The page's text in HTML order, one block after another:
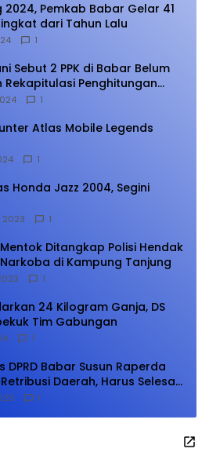
2024, Pemkab Babar Gelar 41
dari Tahun Lalu
1
Sebut 2 PPK di Babar Belum
Rekapitulasi Penghitungan
1
Atlas Mobile Legends
1
Honda Jazz 2004, Segini
2023 1
Ditangkap Polisi Hendak
di Kampung Tanjung
1
24 Kilogram Ganja, DS
Tim Gabungan
1
DPRD Babar Susun Raperda
Daerah, Harus Selesai
1